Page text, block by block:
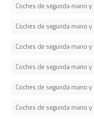
Coches de segunda mano
Coches de segunda mano
Coches de segunda mano
Coches de segunda mano
Coches de segunda mano
Coches de segunda mano